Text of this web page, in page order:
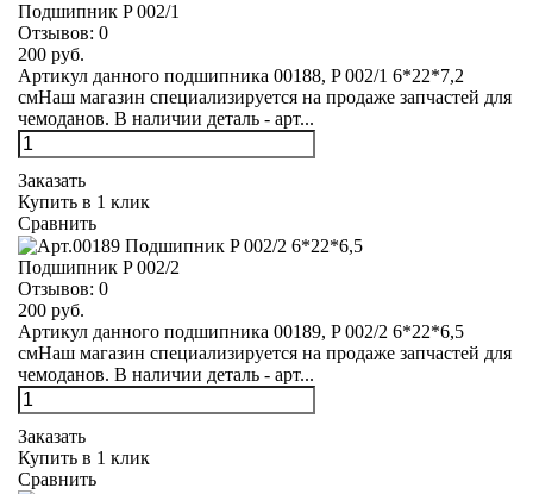
Подшипник P 002/1
Отзывов: 0
200 руб.
Артикул данного подшипника 00188, P 002/1 6*22*7,2
смНаш магазин специализируется на продаже запчастей для
чемоданов. В наличии деталь - арт...
Заказать
Купить в 1 клик
Сравнить
Подшипник P 002/2
Отзывов: 0
200 руб.
Артикул данного подшипника 00189, P 002/2 6*22*6,5
смНаш магазин специализируется на продаже запчастей для
чемоданов. В наличии деталь - арт...
Заказать
Купить в 1 клик
Сравнить